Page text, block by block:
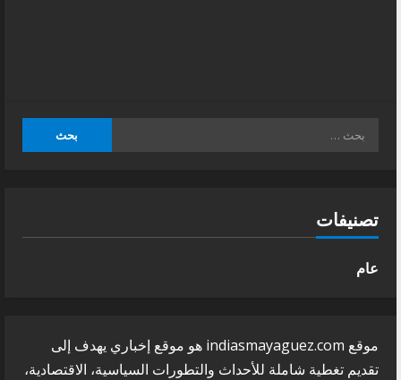
تصنيفات
عام
موقع indiasmayaguez.com هو موقع إخباري يهدف إلى
تقديم تغطية شاملة للأحداث والتطورات السياسية، الاقتصادية،